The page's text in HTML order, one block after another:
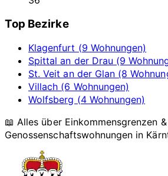
Top Bezirke
Klagenfurt (9 Wohnungen)
Spittal an der Drau (9
St. Veit an der Glan (8
Villach (6 Wohnungen)
Wolfsberg (4 Wohnungen)
📖 Alles über Einkommensgrenzen &
Genossenschaftswohnungen in